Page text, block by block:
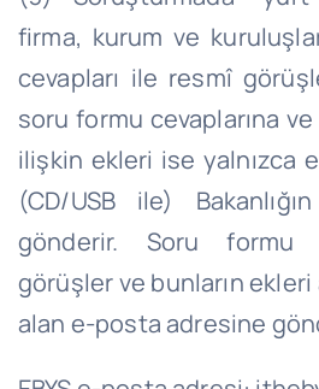
firma, kurum ve
cevapları ile resmî
soru formu cevaplarına
ilişkin ekleri ise yalnızca
(CD/USB ile)
gönderir. Soru formu
görüşler ve bunların ekleri
alan e-posta adresine